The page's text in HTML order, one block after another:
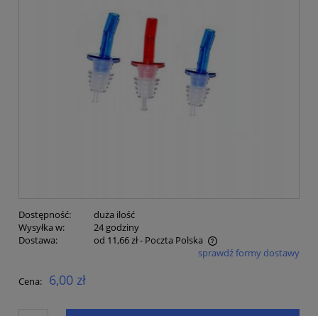
Dostępność:
duża ilość
Wysyłka w:
24 godziny
Dostawa:
od 11,66 zł- Poczta Polska
Cena nie zawiera ewentualnych kosztów płatnościsprawdź formy dostawy
Cena: 6,00 zł